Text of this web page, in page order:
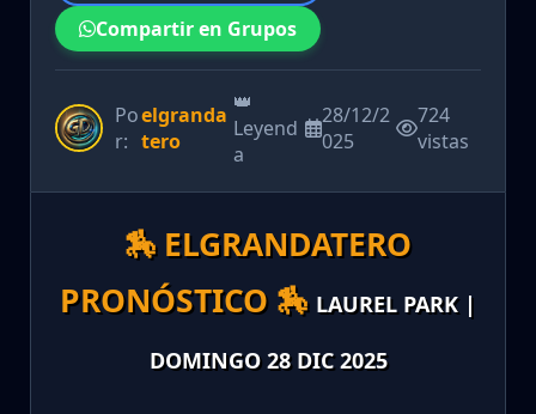
Compartir en Grupos
Po
r:
elgranda
tero
👑
Leyend
a
28/12/2
025
724
vistas
🏇 ELGRANDATERO
PRONÓSTICO 🏇 LAUREL PARK |
DOMINGO 28 DIC 2025